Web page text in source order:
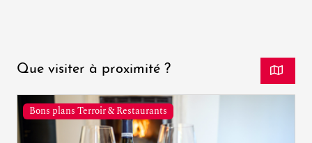
Que visiter à proximité ?
Bons plans Terroir & Restaurants